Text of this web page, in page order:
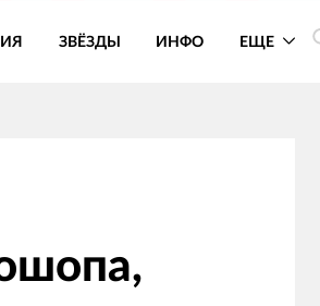
ЗВЁЗДЫ ИНФО ЕЩЕ